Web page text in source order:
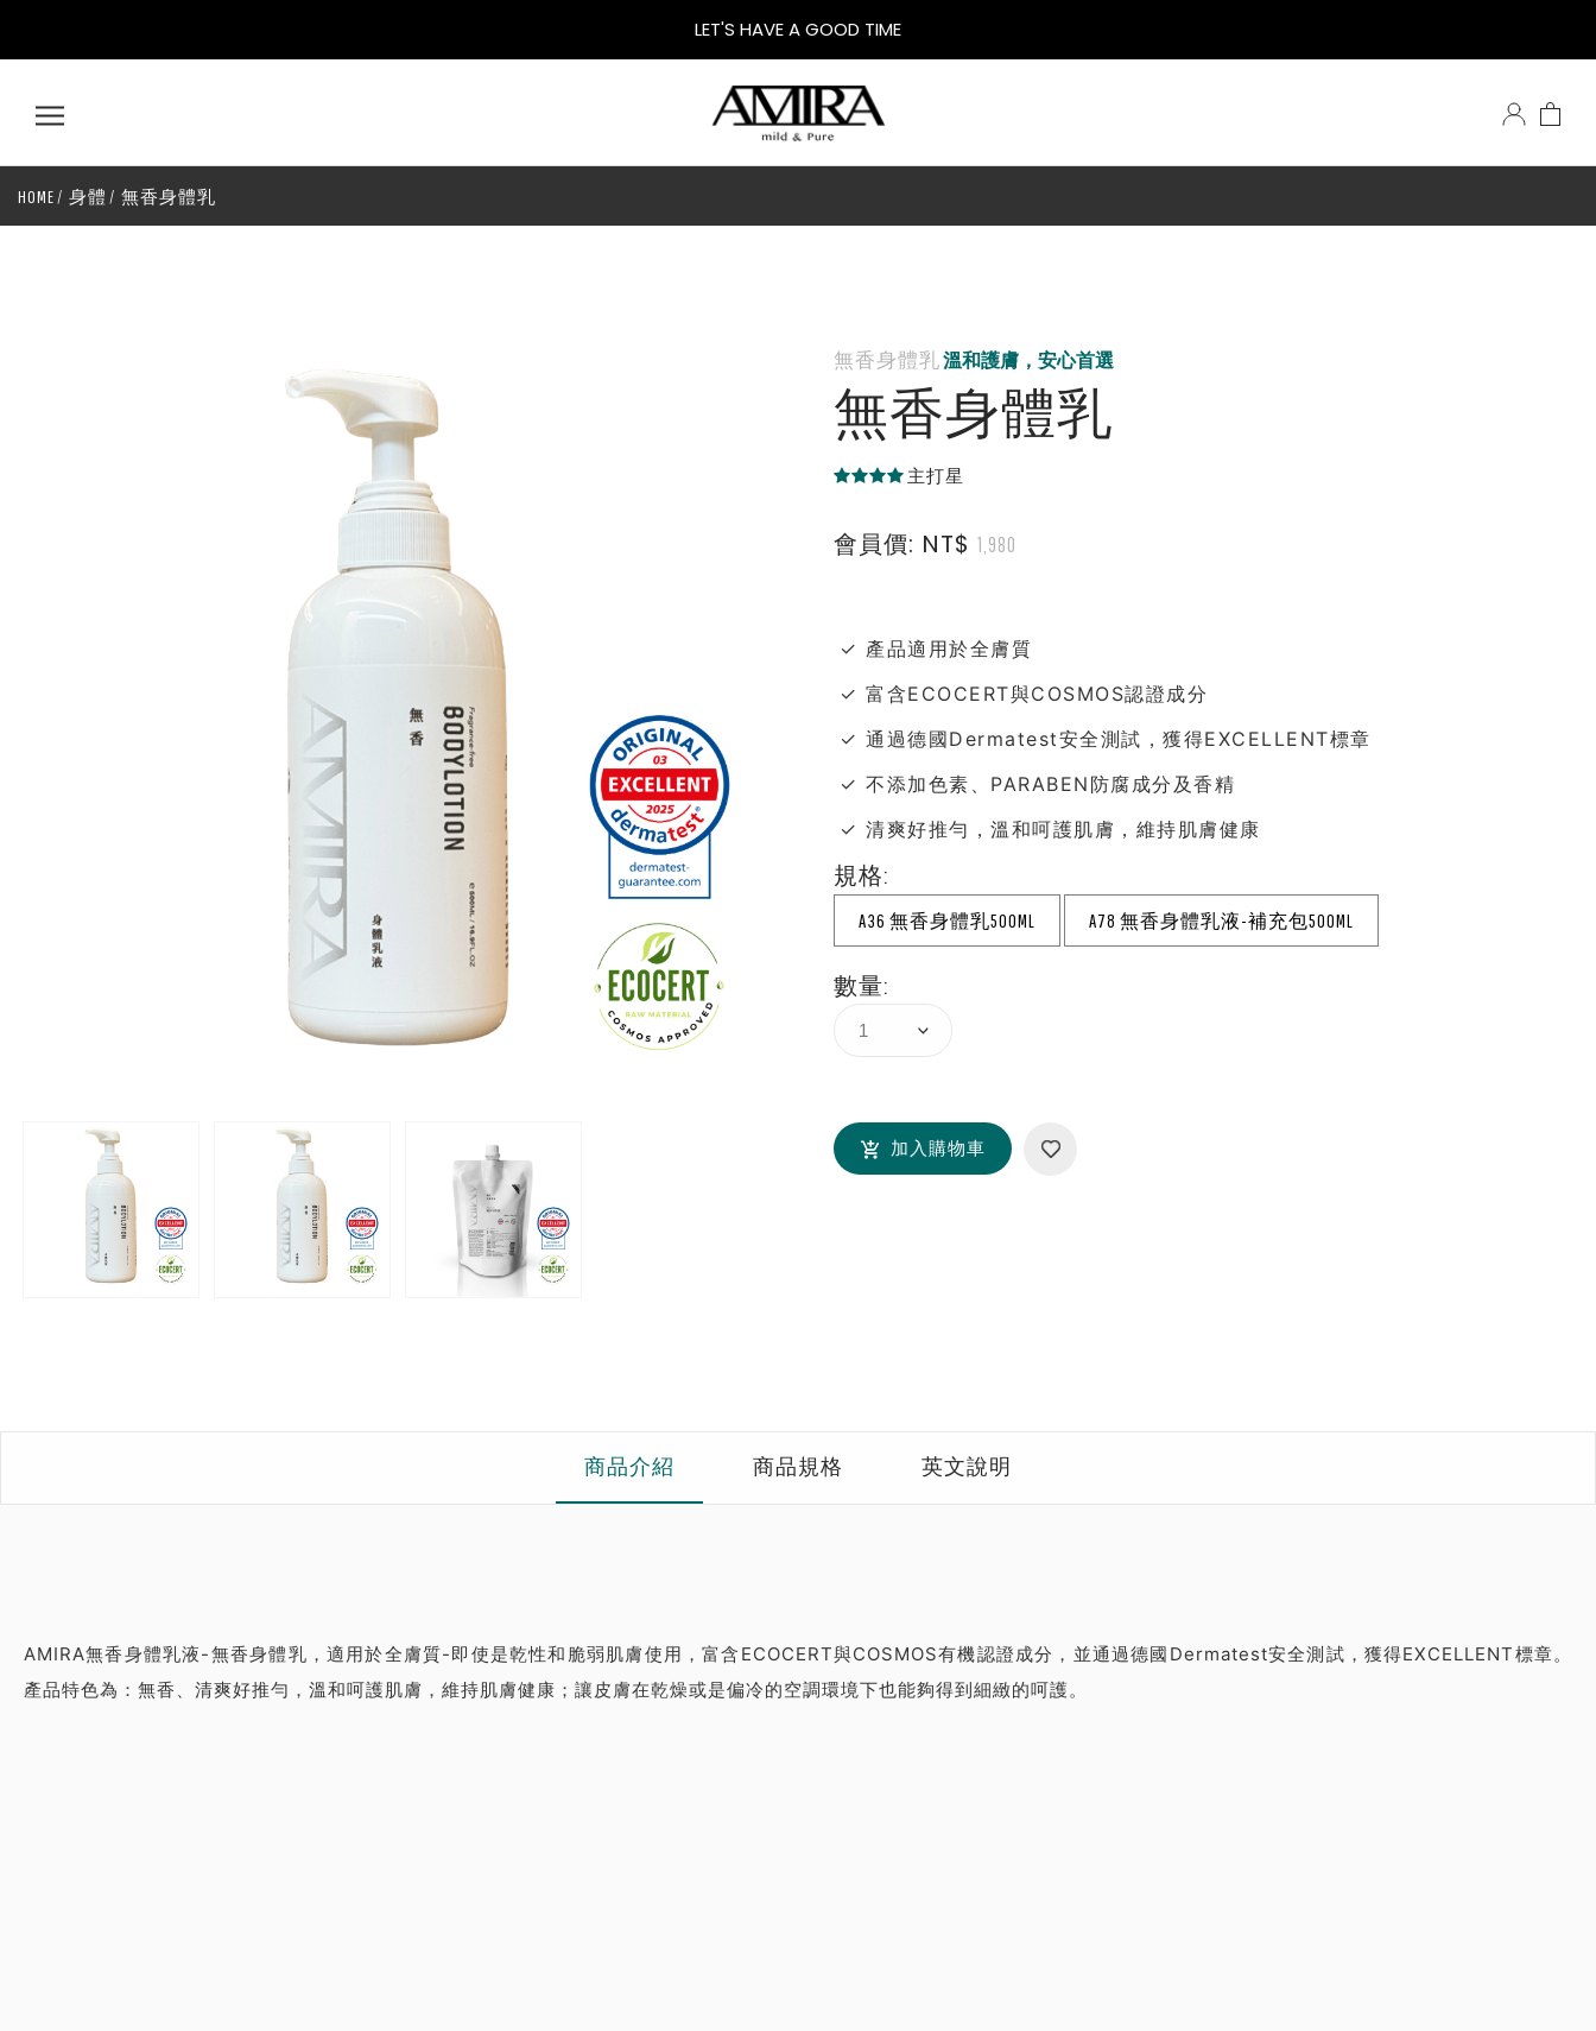
無
香
LET'S HAVE A GOOD TIME
HOME 身體 無香身體乳
無香身體乳溫和護膚，安心首選
無香身體乳
主打星
會員價: NT$ 1,980
✓ 產品適用於全膚質
✓ 富含ECOCERT與COSMOS認證成分
✓ 通過德國Dermatest安全測試，獲得EXCELLENT標章
✓ 不添加色素、PARABEN防腐成分及香精
✓ 清爽好推勻，溫和呵護肌膚，維持肌膚健康
規格:
A36 無香身體乳500ML A78 無香身體乳液-補充包500ML
數量:
加入購物車
商品介紹 商品規格 英文說明
AMIRA無香身體乳液-無香身體乳，適用於全膚質-即使是乾性和脆弱肌膚使用，富含ECOCERT與COSMOS有機認證成分，並通過德國Dermatest安全測試，獲得EXCELLENT標章。
產品特色為：無香、清爽好推勻，溫和呵護肌膚，維持肌膚健康；讓皮膚在乾燥或是偏冷的空調環境下也能夠得到細緻的呵護。